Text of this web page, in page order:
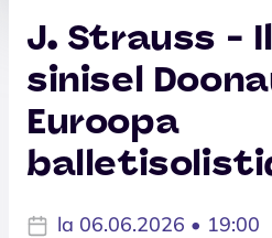
J. Strauss -
sinisel
Euroopa
la 06.06.2026 • 19:00